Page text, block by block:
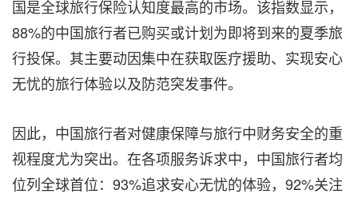
国是全球旅行保险认知度最高的市场。该指数显示，
88%的中国旅行者已购买或计划为即将到来的夏季旅
行投保。其主要动因集中在获取医疗援助、实现安心
无忧的旅行体验以及防范突发事件。
因此，中国旅行者对健康保障与旅行中财务安全的重
视程度尤为突出。在各项服务诉求中，中国旅行者均
位列全球首位：93%追求安心无忧的体验，92%关注